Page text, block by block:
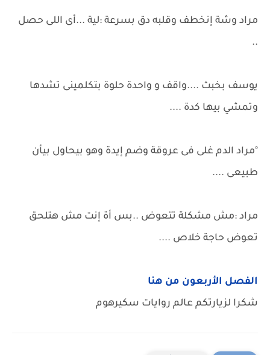
مراد وشة إنخطف وقلبه دق بسرعة :لية ...أى اللى حصل
..
يوسف بخبث ....واقف و واحدة حلوة بتكلمينى تشدها
وتمشي بيها كدة ....
°مراد الدم غلى فى عروقة وضم إيدة وهو بيحاول بيأن
طبيعى ....
مراد :مش مشكلة تتعوض ..بس أة إنت مش هتلحق
تعوض حاجة خلاص ....
الفصل الأربعون من هنا
شكرا لزيارتكم عالم روايات سكيرهوم